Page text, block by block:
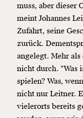
muss, aber dieser
meint Johannes
Zufahrt, seine
zurück.
angelegt. Mehr
nicht durch. "Was
spielen? Was,
nicht nur Leitner.
vielerorts bereits